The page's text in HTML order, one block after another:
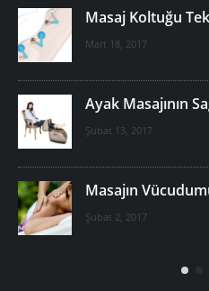
Masaj Koltuğu
Mart 18, 2017
Ayak Masajının
Şubat 13, 2017
Masajın
Şubat 2, 2017